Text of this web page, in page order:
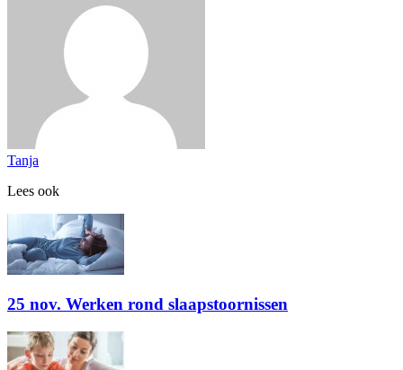
Tanja
Lees ook
25 nov. Werken rond slaapstoornissen